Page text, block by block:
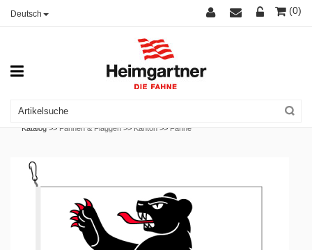
Deutsch (0)
Katalog >>Fahnen & Flaggen >>Kanton >>Fahne